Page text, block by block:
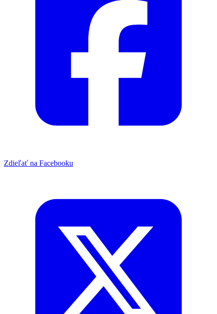
Zdieľať na Facebooku